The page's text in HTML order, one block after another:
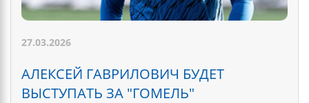
27.03.2026
АЛЕКСЕЙ ГАВРИЛОВИЧ БУДЕТ
ВЫСТУПАТЬ ЗА "ГОМЕЛЬ"